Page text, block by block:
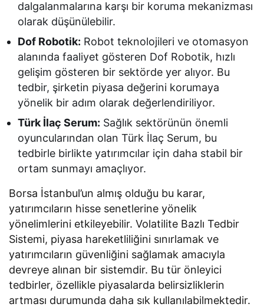
dalgalanmalarına karşı bir koruma mekanizması
olarak düşünülebilir.
Dof Robotik: Robot teknolojileri ve otomasyon
alanında faaliyet gösteren Dof Robotik, hızlı
gelişim gösteren bir sektörde yer alıyor. Bu
tedbir, şirketin piyasa değerini korumaya
yönelik bir adım olarak değerlendiriliyor.
Türk İlaç Serum: Sağlık sektörünün önemli
oyuncularından olan Türk İlaç Serum, bu
tedbirle birlikte yatırımcılar için daha stabil bir
ortam sunmayı amaçlıyor.
Borsa İstanbul’un almış olduğu bu karar,
yatırımcıların hisse senetlerine yönelik
yönelimlerini etkileyebilir. Volatilite Bazlı Tedbir
Sistemi, piyasa hareketliliğini sınırlamak ve
yatırımcıların güvenliğini sağlamak amacıyla
devreye alınan bir sistemdir. Bu tür önleyici
tedbirler, özellikle piyasalarda belirsizliklerin
artması durumunda daha sık kullanılabilmektedir.